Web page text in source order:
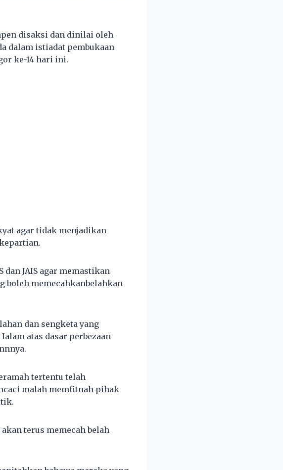
disaksi dan dinilai oleh
dalam istiadat pembukaan
ke-14 hari ini.
agar tidak menjadikan
JAIS agar memastikan
boleh memecahkanbelahkan
dan sengketa yang
atas dasar perbezaan
tertentu telah
malah memfitnah pihak
terus memecah belah